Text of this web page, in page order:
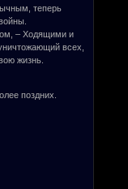
теперь
– Ходящими и
всех,
жизнь.
поздних.